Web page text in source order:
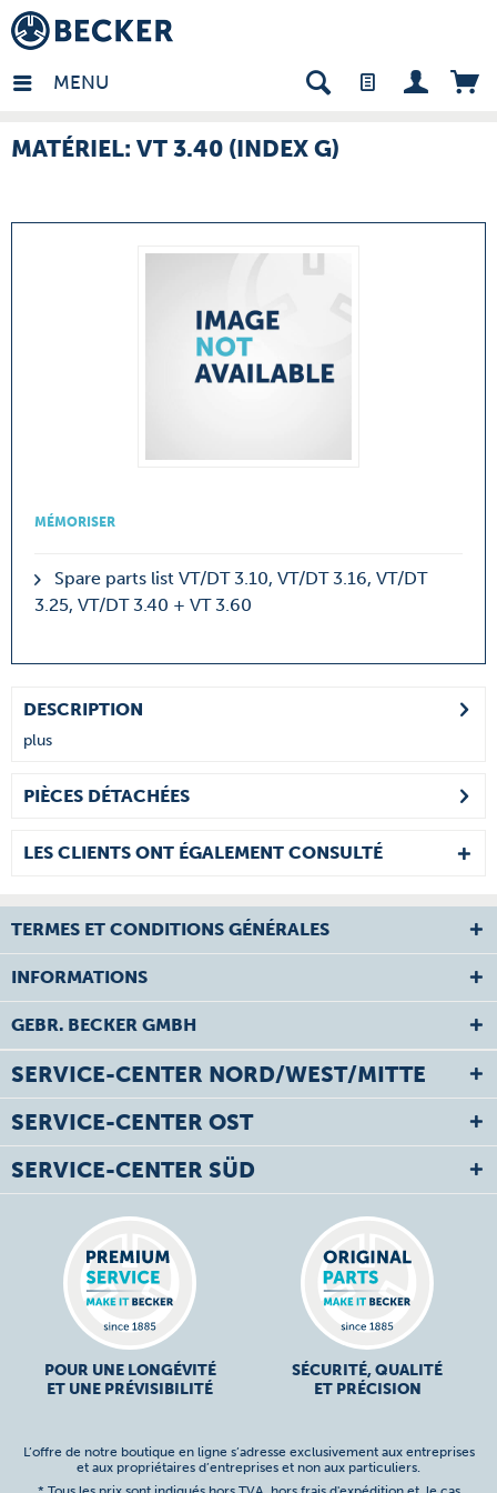
MENU
- FR
MATÉRIEL: VT 3.40 (INDEX G)
MÉMORISER
Spare parts list VT/DT 3.10, VT/DT 3.16, VT/DT
3.25, VT/DT 3.40 + VT 3.60
DESCRIPTION
plus
PIÈCES DÉTACHÉES
LES CLIENTS ONT ÉGALEMENT CONSULTÉ
TERMES ET CONDITIONS GÉNÉRALES
INFORMATIONS
GEBR. BECKER GMBH
SERVICE-CENTER NORD/WEST/MITTE
SERVICE-CENTER OST
SERVICE-CENTER SÜD
POUR UNE LONGÉVITÉ
ET UNE PRÉVISIBILITÉ
SÉCURITÉ, QUALITÉ
ET PRÉCISION
L’offre de notre boutique en ligne s’adresse exclusivement aux entreprises
et aux propriétaires d’entreprises et non aux particuliers.